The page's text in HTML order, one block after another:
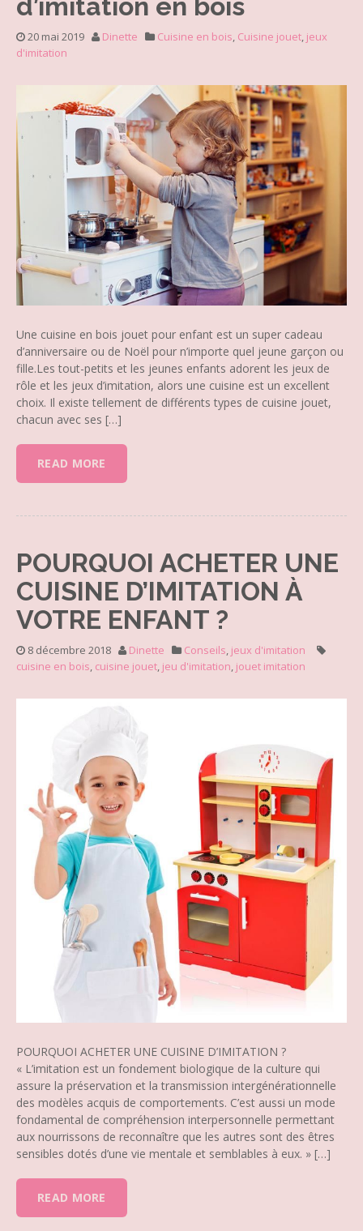
d’imitation en bois
20 mai 2019 Dinette Cuisine en bois, Cuisine jouet, jeux
d'imitation
Une cuisine en bois jouet pour enfant est un super cadeau
d’anniversaire ou de Noël pour n’importe quel jeune garçon ou
fille.Les tout-petits et les jeunes enfants adorent les jeux de
rôle et les jeux d’imitation, alors une cuisine est un excellent
choix. Il existe tellement de différents types de cuisine jouet,
chacun avec ses […]
READ MORE
POURQUOI ACHETER UNE
CUISINE D’IMITATION À
VOTRE ENFANT ?
8 décembre 2018 Dinette Conseils, jeux d'imitation
cuisine en bois, cuisine jouet, jeu d'imitation, jouet imitation
POURQUOI ACHETER UNE CUISINE D’IMITATION ?
« L’imitation est un fondement biologique de la culture qui
assure la préservation et la transmission intergénérationnelle
des modèles acquis de comportements. C’est aussi un mode
fondamental de compréhension interpersonnelle permettant
aux nourrissons de reconnaître que les autres sont des êtres
sensibles dotés d’une vie mentale et semblables à eux. » […]
READ MORE